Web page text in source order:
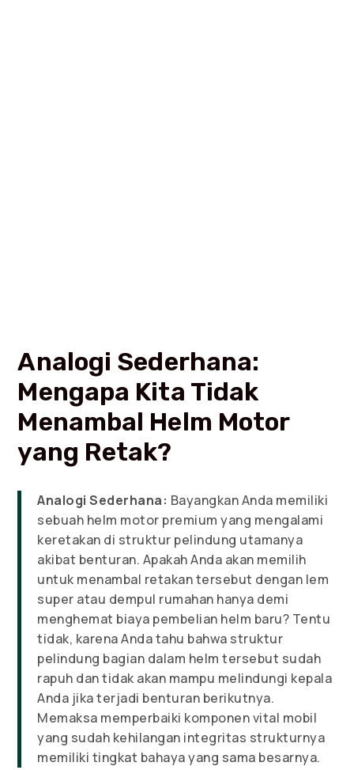
Analogi Sederhana:
Mengapa Kita Tidak
Menambal Helm Motor
yang Retak?
Analogi Sederhana: Bayangkan Anda memiliki
sebuah helm motor premium yang mengalami
keretakan di struktur pelindung utamanya
akibat benturan. Apakah Anda akan memilih
untuk menambal retakan tersebut dengan lem
super atau dempul rumahan hanya demi
menghemat biaya pembelian helm baru? Tentu
tidak, karena Anda tahu bahwa struktur
pelindung bagian dalam helm tersebut sudah
rapuh dan tidak akan mampu melindungi kepala
Anda jika terjadi benturan berikutnya.
Memaksa memperbaiki komponen vital mobil
yang sudah kehilangan integritas strukturnya
memiliki tingkat bahaya yang sama besarnya.